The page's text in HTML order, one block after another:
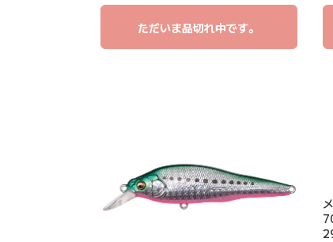
ただいま品切れ中です。